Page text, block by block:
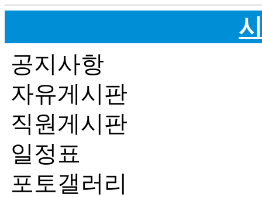
공지사항
자유게시판
직원게시판
일정표
포토갤러리